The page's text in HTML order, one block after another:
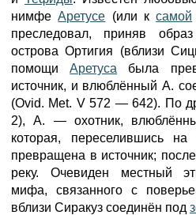
нимфеАретусе (или ксамой
преследовал, приняв
острова Ортигия (вблизи
помощиАретуса была
источник, и влюблённый А.
(Ovid. Met. V 572 — 642). По
2), А. — охотник,
которая, переселившись
превращена в источник;
реку. Очевиден местный
мифа, связанного с
вблизи Сиракуз соединён под